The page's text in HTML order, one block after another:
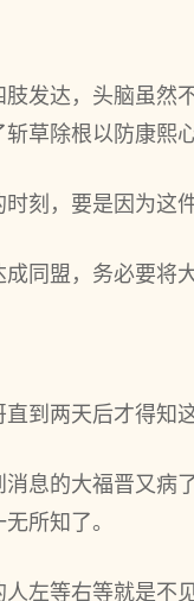
发达，头脑虽然
草除根以防康熙
刻，要是因为这
同盟，务必要将
到两天后才得知
息的大福晋又病
所知了。
左等右等就是不